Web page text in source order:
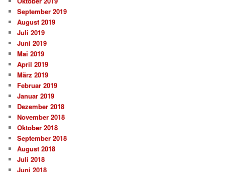
September 2019
August 2019
Juli 2019
Juni 2019
Mai 2019
April 2019
März 2019
Februar 2019
Januar 2019
Dezember 2018
November 2018
Oktober 2018
September 2018
August 2018
Juli 2018
Juni 2018